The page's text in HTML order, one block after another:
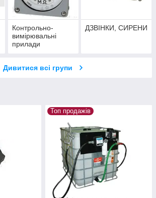
Контрольно-
вимірювальні
прилади
ДЗВІНКИ, СИРЕНИ
Дивитися всі групи
Топ продажів